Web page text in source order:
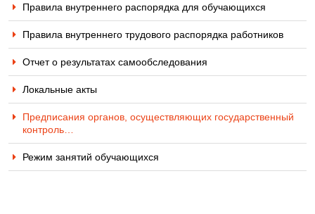
Правила внутреннего распорядка для обучающихся
Правила внутреннего трудового распорядка работников
Отчет о результатах самообследования
Локальные акты
Предписания органов, осуществляющих государственный
контроль…
Режим занятий обучающихся